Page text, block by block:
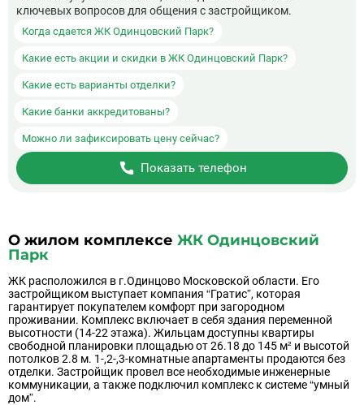
ключевых вопросов для общения с застройщиком.
Когда сдается ЖК Одинцовский Парк?
Какие есть акции и скидки в ЖК Одинцовский Парк?
Какие есть варианты отделки?
Какие банки аккредитованы?
Можно ли зафиксировать цену сейчас?
Показать телефон
О жилом комплексе ЖК Одинцовский
Парк
ЖК расположился в г.Одинцово Московской области. Его
застройщиком выступает компания “Гратис”, которая
гарантирует покупателем комфорт при загородном
проживании. Комплекс включает в себя здания переменной
высотности (14-22 этажа). Жильцам доступны квартиры
свободной планировки площадью от 26.18 до 145 м² и высотой
потолков 2.8 м. 1-,2-,3-комнатные апартаменты продаются без
отделки. Застройщик провел все необходимые инженерные
коммуникации, а также подключил комплекс к системе “умный
дом”.